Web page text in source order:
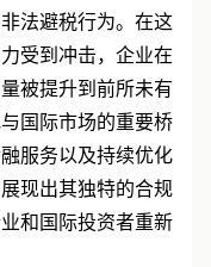
）和经济实质法
法避税行为。在这
受到冲击，企业在
被提升到前所未有
国际市场的重要桥
服务以及持续优化
现出其独特的合规
和国际投资者重新